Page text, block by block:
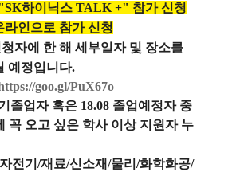
하이닉스 TALK +" 참가 신청
라인으로 참가 신청
한 해 세부일자 및 장소를
예정입니다.
goo.gl/PuX67o
졸업자 혹은 18.08 졸업예정자 중
꼭 오고 싶은 학사 이상 지원자 누
재료/신소재/물리/화학화공/